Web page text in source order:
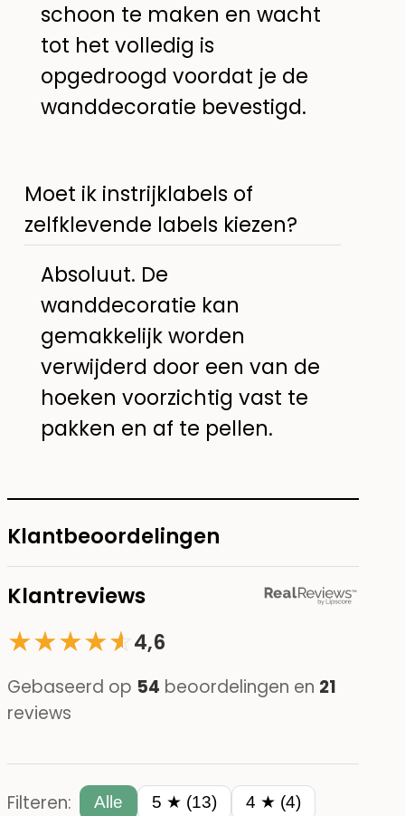
schoon te maken en wacht
tot het volledig is
opgedroogd voordat je de
wanddecoratie bevestigd.
Moet ik instrijklabels of
zelfklevende labels kiezen?
Absoluut. De
wanddecoratie kan
gemakkelijk worden
verwijderd door een van de
hoeken voorzichtig vast te
pakken en af te pellen.
Klantbeoordelingen
Klantreviews
★★★★☆
★4,6
Gebaseerd op 54 beoordelingen en 21
reviews
Filteren: Alle 5 ★ (13)
4 ★ (4)